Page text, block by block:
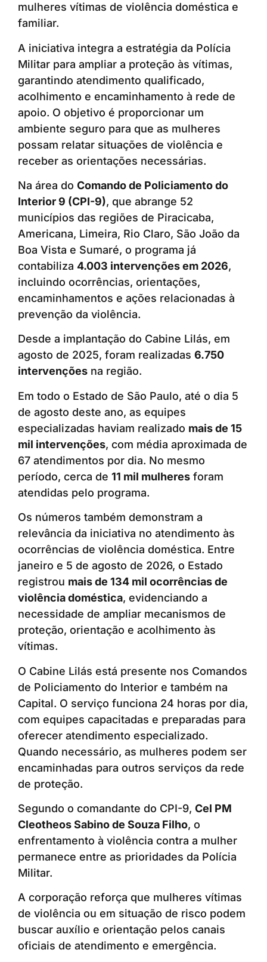
mulheres vítimas de violência doméstica e
familiar.
A iniciativa integra a estratégia da Polícia
Militar para ampliar a proteção às vítimas,
garantindo atendimento qualificado,
acolhimento e encaminhamento à rede de
apoio. O objetivo é proporcionar um
ambiente seguro para que as mulheres
possam relatar situações de violência e
receber as orientações necessárias.
Na área do Comando de Policiamento do
Interior 9 (CPI-9), que abrange 52
municípios das regiões de Piracicaba,
Americana, Limeira, Rio Claro, São João da
Boa Vista e Sumaré, o programa já
contabiliza 4.003 intervenções em 2026,
incluindo ocorrências, orientações,
encaminhamentos e ações relacionadas à
prevenção da violência.
Desde a implantação do Cabine Lilás, em
agosto de 2025, foram realizadas 6.750
intervenções na região.
Em todo o Estado de São Paulo, até o dia 5
de agosto deste ano, as equipes
especializadas haviam realizado mais de 15
mil intervenções, com média aproximada de
67 atendimentos por dia. No mesmo
período, cerca de 11 mil mulheres foram
atendidas pelo programa.
Os números também demonstram a
relevância da iniciativa no atendimento às
ocorrências de violência doméstica. Entre
janeiro e 5 de agosto de 2026, o Estado
registrou mais de 134 mil ocorrências de
violência doméstica, evidenciando a
necessidade de ampliar mecanismos de
proteção, orientação e acolhimento às
vítimas.
O Cabine Lilás está presente nos Comandos
de Policiamento do Interior e também na
Capital. O serviço funciona 24 horas por dia,
com equipes capacitadas e preparadas para
oferecer atendimento especializado.
Quando necessário, as mulheres podem ser
encaminhadas para outros serviços da rede
de proteção.
Segundo o comandante do CPI-9, Cel PM
Cleotheos Sabino de Souza Filho, o
enfrentamento à violência contra a mulher
permanece entre as prioridades da Polícia
Militar.
A corporação reforça que mulheres vítimas
de violência ou em situação de risco podem
buscar auxílio e orientação pelos canais
oficiais de atendimento e emergência.